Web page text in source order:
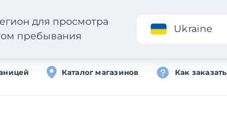
Приложение
Каталог магазинов Как заказать
для просмотра
пребывания
Ukraine